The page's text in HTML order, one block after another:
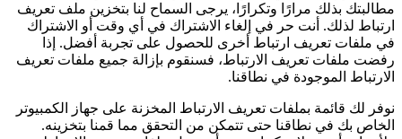
بذلك مرارًا وتكرارًا، يرجى السماح لنا بتخزين ملف تعريف
لذلك. أنت حر في إلغاء الاشتراك في أي وقت أو الاشتراك
ملفات تعريف ارتباط أخرى للحصول على تجربة أفضل. إذا
ملفات تعريف الارتباط، فسنقوم بإزالة جميع ملفات تعريف
الموجودة في نطاقنا.
لك قائمة بملفات تعريف الارتباط المخزنة على جهاز الكمبيوتر
بك في نطاقنا حتى تتمكن من التحقق مما قمنا بتخزينه.